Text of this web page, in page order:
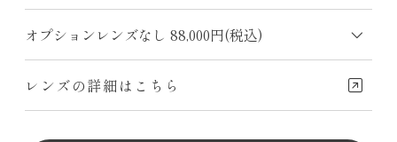
レンズの詳細はこちら